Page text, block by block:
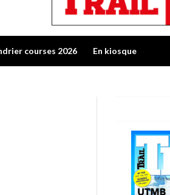
courses 2026 En kiosque